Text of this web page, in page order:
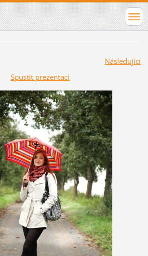
Následující
Spustit prezentaci